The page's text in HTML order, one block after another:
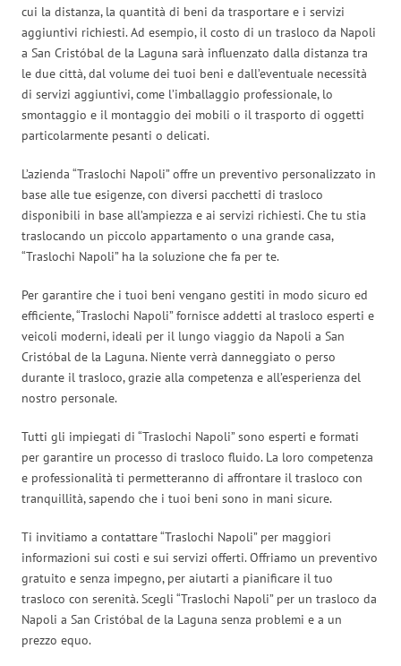
cui la distanza, la quantità di beni da trasportare e i servizi
aggiuntivi richiesti. Ad esempio, il costo di un trasloco da Napoli
a San Cristóbal de la Laguna sarà influenzato dalla distanza tra
le due città, dal volume dei tuoi beni e dall’eventuale necessità
di servizi aggiuntivi, come l’imballaggio professionale, lo
smontaggio e il montaggio dei mobili o il trasporto di oggetti
particolarmente pesanti o delicati.
L’azienda “Traslochi Napoli” offre un preventivo personalizzato in
base alle tue esigenze, con diversi pacchetti di trasloco
disponibili in base all’ampiezza e ai servizi richiesti. Che tu stia
traslocando un piccolo appartamento o una grande casa,
“Traslochi Napoli” ha la soluzione che fa per te.
Per garantire che i tuoi beni vengano gestiti in modo sicuro ed
efficiente, “Traslochi Napoli” fornisce addetti al trasloco esperti e
veicoli moderni, ideali per il lungo viaggio da Napoli a San
Cristóbal de la Laguna. Niente verrà danneggiato o perso
durante il trasloco, grazie alla competenza e all’esperienza del
nostro personale.
Tutti gli impiegati di “Traslochi Napoli” sono esperti e formati
per garantire un processo di trasloco fluido. La loro competenza
e professionalità ti permetteranno di affrontare il trasloco con
tranquillità, sapendo che i tuoi beni sono in mani sicure.
Ti invitiamo a contattare “Traslochi Napoli” per maggiori
informazioni sui costi e sui servizi offerti. Offriamo un preventivo
gratuito e senza impegno, per aiutarti a pianificare il tuo
trasloco con serenità. Scegli “Traslochi Napoli” per un trasloco da
Napoli a San Cristóbal de la Laguna senza problemi e a un
prezzo equo.